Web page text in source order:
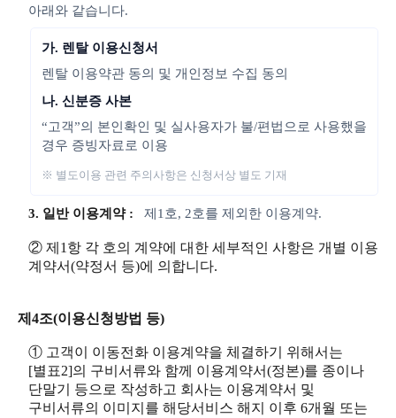
아래와 같습니다.
가. 렌탈 이용신청서
렌탈 이용약관 동의 및 개인정보 수집 동의
나. 신분증 사본
“고객”의 본인확인 및 실사용자가 불/편법으로 사용했을
경우 증빙자료로 이용
※ 별도이용 관련 주의사항은 신청서상 별도 기재
3. 일반 이용계약 : 제1호, 2호를 제외한 이용계약.
② 제1항 각 호의 계약에 대한 세부적인 사항은 개별 이용
계약서(약정서 등)에 의합니다.
제4조(이용신청방법 등)
① 고객이 이동전화 이용계약을 체결하기 위해서는
[별표2]의 구비서류와 함께 이용계약서(정본)를 종이나
단말기 등으로 작성하고 회사는 이용계약서 및
구비서류의 이미지를 해당서비스 해지 이후 6개월 또는